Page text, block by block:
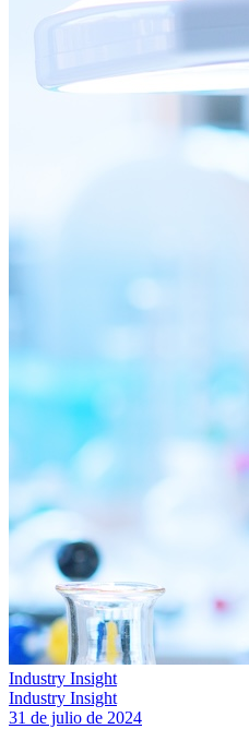
Industry Insight
Industry Insight
31 de julio de 2024